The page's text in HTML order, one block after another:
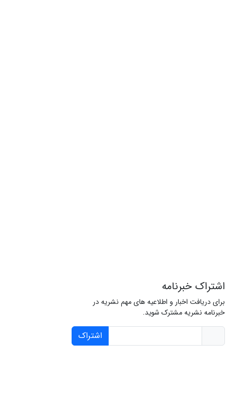
اشتراک خبرنامه
برای دریافت اخبار و اطلاعیه های مهم نشریه در
خبرنامه نشریه مشترک شوید.
اشتراک